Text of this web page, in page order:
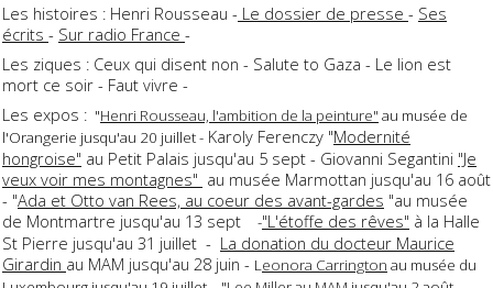
Les histoires : Henri Rousseau - Le dossier de presse - Ses
écrits - Sur radio France -
Les ziques : Ceux qui disent non - Salute to Gaza - Le lion est
mort ce soir - Faut vivre -
Les expos : "Henri Rousseau, l'ambition de la peinture" au musée de
l'Orangerie jusqu'au 20 juillet - Karoly Ferenczy "Modernité
hongroise" au Petit Palais jusqu'au 5 sept - Giovanni Segantini "Je
veux voir mes montagnes" au musée Marmottan jusqu'au 16 août
- "Ada et Otto van Rees, au coeur des avant-gardes "au musée
de Montmartre jusqu'au 13 sept
-"L'étoffe des rêves" à la Halle
St Pierre jusqu'au 31 juillet - La donation du docteur Maurice
Girardin au MAM jusqu'au 28 juin - Leonora Carrington au musée du